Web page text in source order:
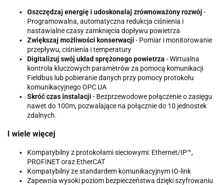
Oszczędzaj energię i udoskonalaj zrównoważony rozwój -
Programowalna, automatyczna redukcja ciśnienia i
nastawialne czasy zamknięcia dopływu powietrza
Zwiększaj możliwości konserwacji - Pomiar i monitorowanie
przepływu, ciśnienia i temperatury
Digitalizuj swój układ sprężonego powietrza - Wirtualna
kontrola kluczowych parametrów za pomocą komunikacji
Fieldbus lub pobieranie danych przy pomocy protokołu
komunikacyjnego OPC UA
Skróć czas instalacji - Bezprzewodowe połączenie o zasięgu
nawet do 100m, pozwalające na połącznie do 10 jednostek
zdalnych.
I wiele więcej
Kompatybilny z protokołami sieciowymi: Ethernet/IP™,
PROFINET oraz EtherCAT
Kompatybilny ze standardem komunikacyjnym IO-link
Zapewnia wysoki poziom bezpieczeństwa dzięki szyfrowaniu